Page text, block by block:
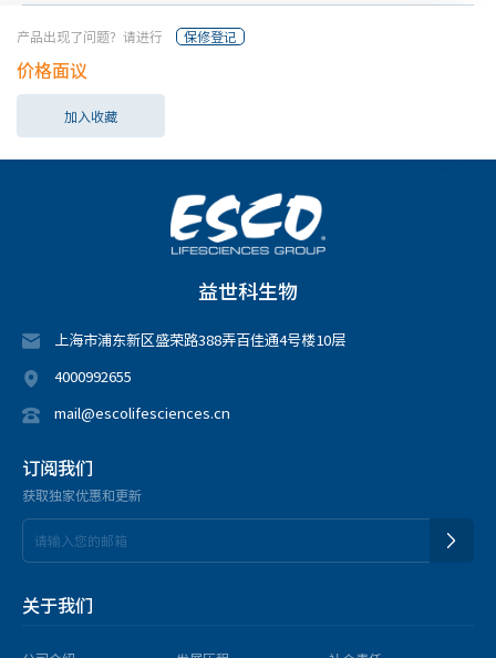
产品出现了问题？请进行 保修登记
价格面议
加入收藏
益世科生物
上海市浦东新区盛荣路388弄百佳通4号楼10层
4000992655
mail@escolifesciences.cn
订阅我们
获取独家优惠和更新
关于我们